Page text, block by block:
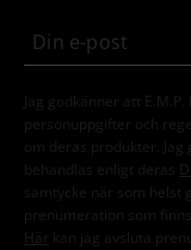
Jag godkänner att
personuppgifter och
om deras produkter.
behandlas enligt deras
samtycke när som helst
prenumeration som
Här kan jag avsluta